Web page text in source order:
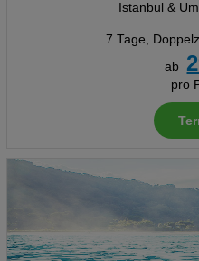
Istanbul &
7 Tage,
ab
pro